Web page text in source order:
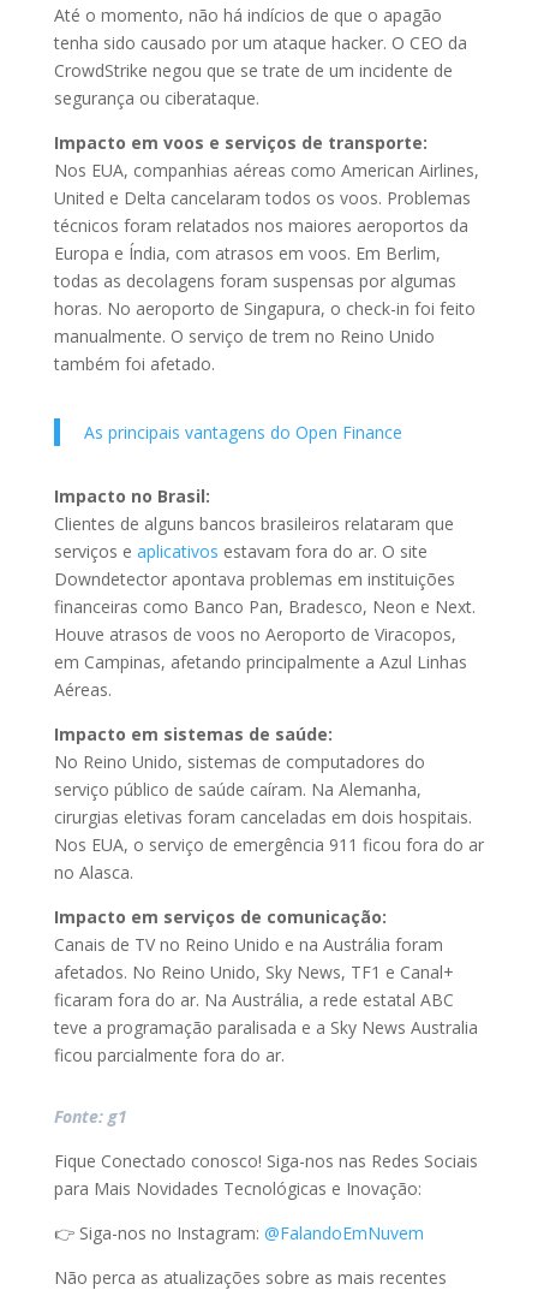
Até o momento, não há indícios de que o apagão
tenha sido causado por um ataque hacker. O CEO da
CrowdStrike negou que se trate de um incidente de
segurança ou ciberataque.
Impacto em voos e serviços de transporte:
Nos EUA, companhias aéreas como American Airlines,
United e Delta cancelaram todos os voos. Problemas
técnicos foram relatados nos maiores aeroportos da
Europa e Índia, com atrasos em voos. Em Berlim,
todas as decolagens foram suspensas por algumas
horas. No aeroporto de Singapura, o check-in foi feito
manualmente. O serviço de trem no Reino Unido
também foi afetado.
As principais vantagens do Open Finance
Impacto no Brasil:
Clientes de alguns bancos brasileiros relataram que
serviços e aplicativos estavam fora do ar. O site
Downdetector apontava problemas em instituições
financeiras como Banco Pan, Bradesco, Neon e Next.
Houve atrasos de voos no Aeroporto de Viracopos,
em Campinas, afetando principalmente a Azul Linhas
Aéreas.
Impacto em sistemas de saúde:
No Reino Unido, sistemas de computadores do
serviço público de saúde caíram. Na Alemanha,
cirurgias eletivas foram canceladas em dois hospitais.
Nos EUA, o serviço de emergência 911 ficou fora do ar
no Alasca.
Impacto em serviços de comunicação:
Canais de TV no Reino Unido e na Austrália foram
afetados. No Reino Unido, Sky News, TF1 e Canal+
ficaram fora do ar. Na Austrália, a rede estatal ABC
teve a programação paralisada e a Sky News Australia
ficou parcialmente fora do ar.
Fonte: g1
Fique Conectado conosco! Siga-nos nas Redes Sociais
para Mais Novidades Tecnológicas e Inovação:
👉 Siga-nos no Instagram: @FalandoEmNuvem
Não perca as atualizações sobre as mais recentes